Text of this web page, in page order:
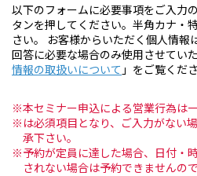
以下のフォームに必要事項をご入力
タンを押してください。半角カナ・
さい。 お客様からいただく個人情報
回答に必要な場合のみ使用させてい
情報の取扱いについて 」をご覧くださ
※本セミナー申込による営業行為は
※は必須項目となり、ご入力がない
承下さい。
※予約が定員に達した場合、日付・
されない場合は予約できませんの